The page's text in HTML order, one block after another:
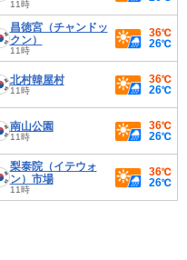
11時
昌徳宮（チャンドッ
クン）
11時
36℃
26℃
北村韓屋村
11時
36℃
26℃
南山公園
11時
36℃
26℃
梨泰院（イテウォ
ン）市場
11時
36℃
26℃